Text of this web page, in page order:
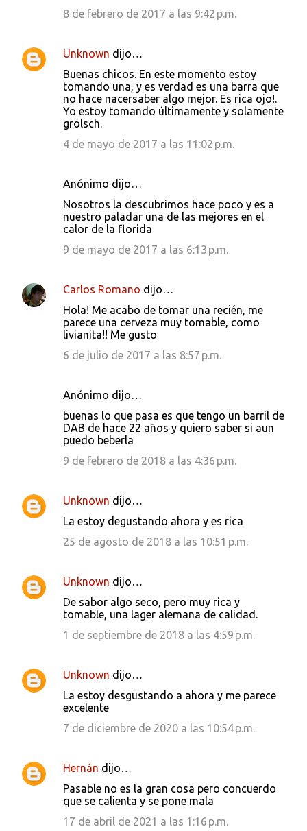
8 de febrero de 2017 a las 9:42 p.m.
Unknown dijo…
Buenas chicos. En este momento estoy
tomando una, y es verdad es una barra que
no hace nacersaber algo mejor. Es rica ojo!.
Yo estoy tomando últimamente y solamente
grolsch.
4 de mayo de 2017 a las 11:02 p.m.
Anónimo dijo…
Nosotros la descubrimos hace poco y es a
nuestro paladar una de las mejores en el
calor de la florida
9 de mayo de 2017 a las 6:13 p.m.
Carlos Romano dijo…
Hola! Me acabo de tomar una recién, me
parece una cerveza muy tomable, como
livianita!! Me gusto
6 de julio de 2017 a las 8:57 p.m.
Anónimo dijo…
buenas lo que pasa es que tengo un barril de
DAB de hace 22 años y quiero saber si aun
puedo beberla
9 de febrero de 2018 a las 4:36 p.m.
Unknown dijo…
La estoy degustando ahora y es rica
25 de agosto de 2018 a las 10:51 p.m.
Unknown dijo…
De sabor algo seco, pero muy rica y
tomable, una lager alemana de calidad.
1 de septiembre de 2018 a las 4:59 p.m.
Unknown dijo…
La estoy desgustando a ahora y me parece
excelente
7 de diciembre de 2020 a las 10:54 p.m.
Hernán dijo…
Pasable no es la gran cosa pero concuerdo
que se calienta y se pone mala
17 de abril de 2021 a las 1:16 p.m.